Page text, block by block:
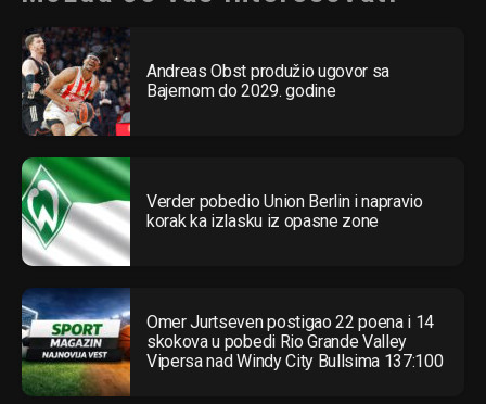
Andreas Obst produžio ugovor sa
Bajernom do 2029. godine
Verder pobedio Union Berlin i napravio
korak ka izlasku iz opasne zone
Omer Jurtseven postigao 22 poena i 14
skokova u pobedi Rio Grande Valley
Vipersa nad Windy City Bullsima 137:100